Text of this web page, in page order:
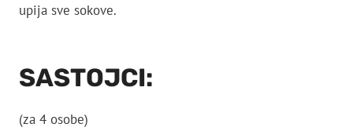
upija sve sokove.
SASTOJCI:
(za 4 osobe)